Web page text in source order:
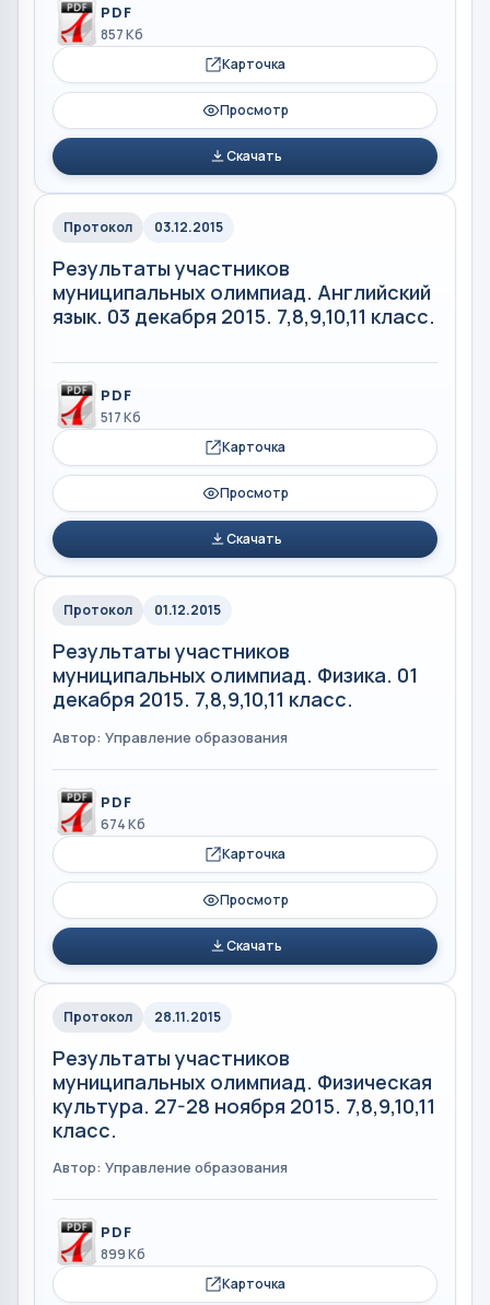
PDF
857 Кб
Карточка
Просмотр
Скачать
Протокол 03.12.2015
Результаты участников
муниципальных олимпиад. Английский
язык. 03 декабря 2015. 7,8,9,10,11 класс.
PDF
517 Кб
Карточка
Просмотр
Скачать
Протокол 01.12.2015
Результаты участников
муниципальных олимпиад. Физика. 01
декабря 2015. 7,8,9,10,11 класс.
Автор: Управление образования
PDF
674 Кб
Карточка
Просмотр
Скачать
Протокол 28.11.2015
Результаты участников
муниципальных олимпиад. Физическая
культура. 27-28 ноября 2015. 7,8,9,10,11
класс.
Автор: Управление образования
PDF
899 Кб
Карточка